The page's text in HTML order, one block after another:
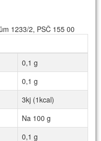
1233/2, PSČ 155 00
0,1 g
0,1 g
3kj (1kcal)
Na 100 g
0,1 g